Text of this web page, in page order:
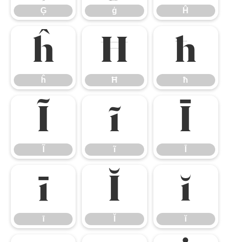
Ģ ģ Ĥ
ĥ
ĥ
Ħ
Ħ
ħ
ħ
Ĩ ĩ
ĩ
Ī
ī
ī
Ĭ ĭ
ĭ